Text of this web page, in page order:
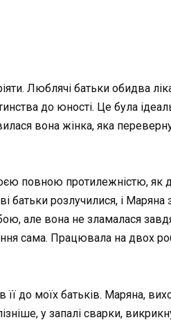
Люблячі батьки обидва
до юності. Це була
вона жінка, яка
повною протилежністю, як
батьки розлучилися, і
але вона не зламалася
сама. Працювала на двох
до моїх батьків. Маряна,
у запалі сварки,